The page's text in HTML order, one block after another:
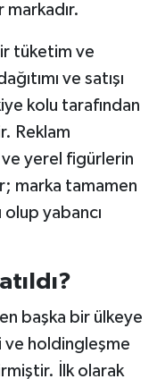
tüketim ve
ve satışı
kolu tarafından
Reklam
ve yerel figürlerin
marka tamamen
yabancı
başka bir ülkeye
ve holdingleşme
İlk olarak